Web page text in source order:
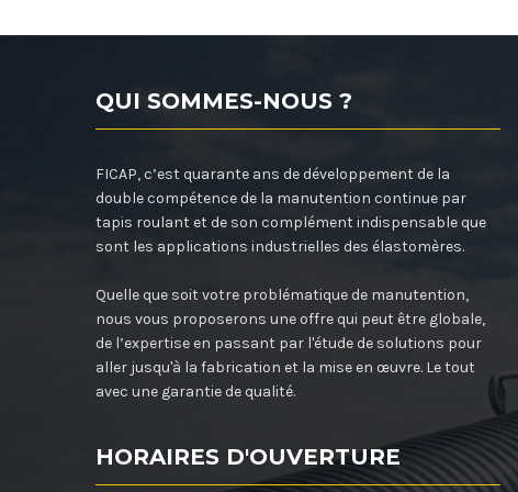
QUI SOMMES-NOUS ?
FICAP, c’est quarante ans de développement de la
double compétence de la manutention continue par
tapis roulant et de son complément indispensable que
sont les applications industrielles des élastomères.
Quelle que soit votre problématique de manutention,
nous vous proposerons une offre qui peut être globale,
de l’expertise en passant par l'étude de solutions pour
aller jusqu'à la fabrication et la mise en œuvre. Le tout
avec une garantie de qualité.
HORAIRES D'OUVERTURE